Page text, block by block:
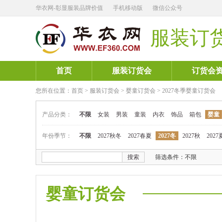
华衣网-彰显服装品牌价值 手机移动版 微信公众号
服装订
首页 服装订货会 订货会
您所在位置： 首页 > 服装订货会 > 婴童订货会 > 2027冬季婴童订货会
产品分类： 不限 女装 男装 童装 内衣 饰品 箱包 婴童
年份季节： 不限 2027秋冬 2027春夏 2027冬 2027秋 2027
搜索 筛选条件：不限
婴童订货会